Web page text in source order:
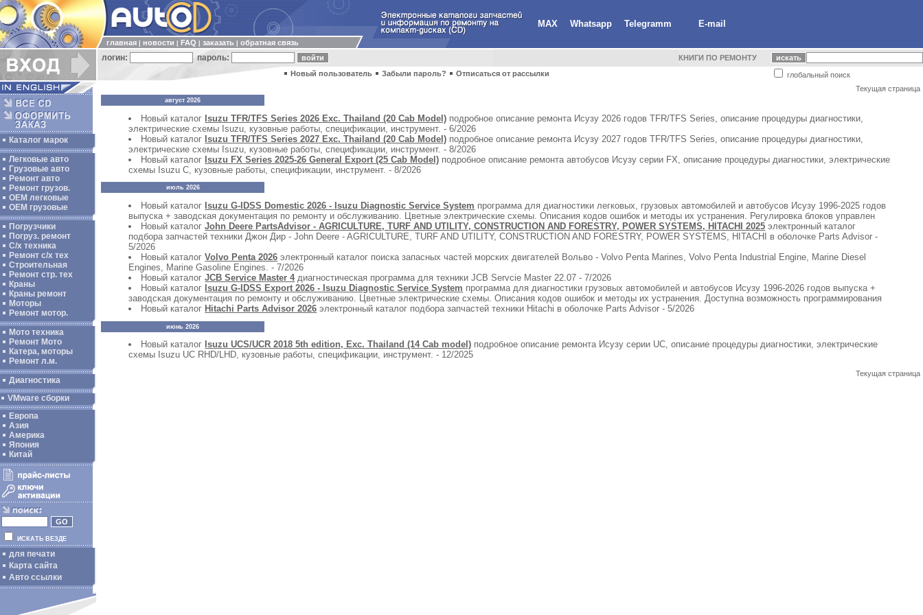
MAX Whatsapp Telegramm E-mail
главная новости FAQ заказать обратная связь
логин: пароль: КНИГИ ПО РЕМОНТУ
глобальный поиск
Новый пользователь Забыли пароль? Отписаться от рассылки
Каталог марок
Легковые авто
Грузовые авто
Ремонт авто
Ремонт грузов.
ОЕМ легковые
OEM грузовые
Погрузчики
Погруз. ремонт
С/х техника
Ремонт с/х тех
Строительная
Ремонт стр. тех
Краны
Краны ремонт
Моторы
Ремонт мотор.
Мото техника
Ремонт Мото
Катера, моторы
Ремонт л.м.
Диагностика
VMware сборки
Европа
Азия
Америка
Япония
Китай
ИСКАТЬ ВЕЗДЕ
для печати
Карта сайта
Авто ссылки
Текущая страница
август 2026
Новый каталог Isuzu TFR/TFS Series 2026 Exc. Thailand (20 Cab Model) подробное описание ремонта Исузу 2026 годов TFR/TFS Series, описание процедуры диагностики,
электрические схемы Isuzu, кузовные работы, спецификации, инструмент. - 6/2026
Новый каталог Isuzu TFR/TFS Series 2027 Exc. Thailand (20 Cab Model) подробное описание ремонта Исузу 2027 годов TFR/TFS Series, описание процедуры диагностики,
электрические схемы Isuzu, кузовные работы, спецификации, инструмент. - 8/2026
Новый каталог Isuzu FX Series 2025-26 General Export (25 Cab Model) подробное описание ремонта автобусов Исузу серии FX, описание процедуры диагностики, электрические
схемы Isuzu C, кузовные работы, спецификации, инструмент. - 8/2026
июль 2026
Новый каталог Isuzu G-IDSS Domestic 2026 - Isuzu Diagnostic Service System программа для диагностики легковых, грузовых автомобилей и автобусов Исузу 1996-2025 годов
выпуска + заводская документация по ремонту и обслуживанию. Цветные электрические схемы. Описания кодов ошибок и методы их устранения. Регулировка блоков управлен
Новый каталогJohn Deere PartsAdvisor - AGRICULTURE, TURF AND UTILITY, CONSTRUCTION AND FORESTRY, POWER SYSTEMS, HITACHI 2025 электронный каталог
подбора запчастей техники Джон Дир - John Deere - AGRICULTURE, TURF AND UTILITY, CONSTRUCTION AND FORESTRY, POWER SYSTEMS, HITACHI в оболочке Parts Advisor -
5/2026
Новый каталогVolvo Penta 2026 электронный каталог поиска запасных частей морских двигателей Вольво - Volvo Penta Marines, Volvo Penta Industrial Engine, Marine Diesel
Engines, Marine Gasoline Engines. - 7/2026
Новый каталогJCB Service Master 4диагностическая программа для техники JCB Servcie Master 22.07 - 7/2026
Новый каталог Isuzu G-IDSS Export 2026 - Isuzu Diagnostic Service System программа для диагностики грузовых автомобилей и автобусов Исузу 1996-2026 годов выпуска +
заводская документация по ремонту и обслуживанию. Цветные электрические схемы. Описания кодов ошибок и методы их устранения. Доступна возможность программирования
Новый каталог Hitachi Parts Advisor 2026 электронный каталог подбора запчастей техники Hitachi в оболочке Parts Advisor - 5/2026
июнь 2026
Новый каталог Isuzu UCS/UCR 2018 5th edition, Exc. Thailand (14 Cab model) подробное описание ремонта Исузу серии UC, описание процедуры диагностики, электрические
схемы Isuzu UC RHD/LHD, кузовные работы, спецификации, инструмент. - 12/2025
Текущая страница